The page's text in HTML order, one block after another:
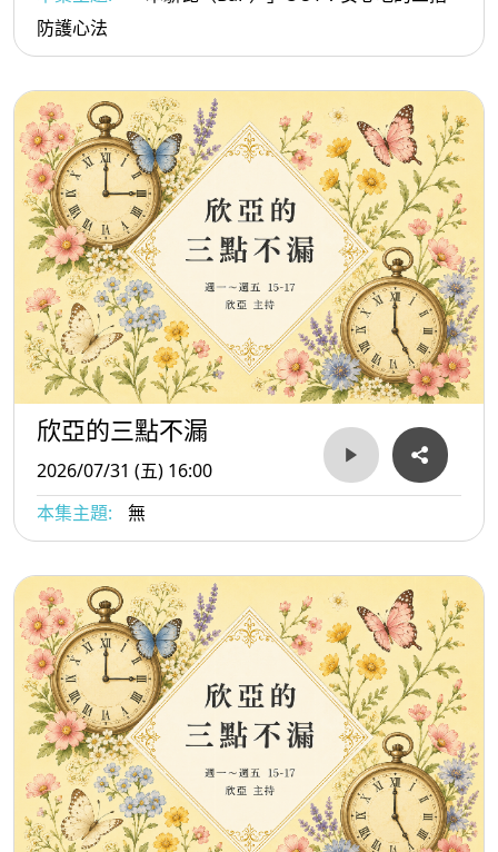
防護心法
欣亞的三點不漏
2026/07/31 (五) 16:00
本集主題:
無